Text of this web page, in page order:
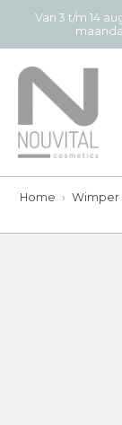
Van 3 t/m 14
Home › Wimper